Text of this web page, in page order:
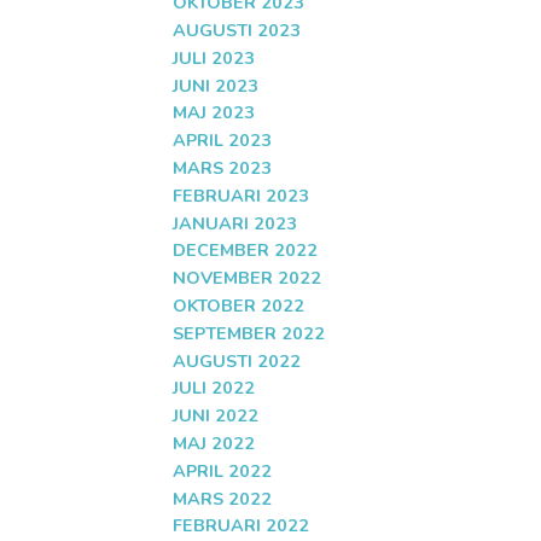
AUGUSTI 2023
JULI 2023
JUNI 2023
MAJ 2023
APRIL 2023
MARS 2023
FEBRUARI 2023
JANUARI 2023
DECEMBER 2022
NOVEMBER 2022
OKTOBER 2022
SEPTEMBER 2022
AUGUSTI 2022
JULI 2022
JUNI 2022
MAJ 2022
APRIL 2022
MARS 2022
FEBRUARI 2022